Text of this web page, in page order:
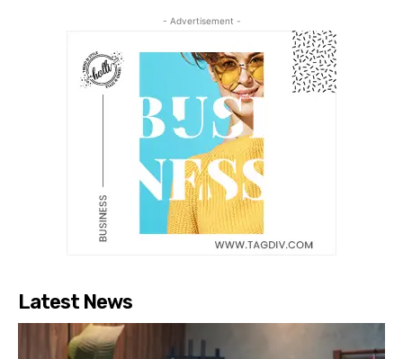
- Advertisement -
Latest News